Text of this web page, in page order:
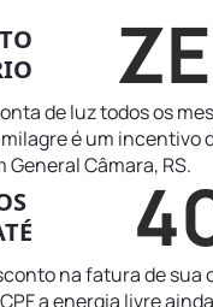
de luz todos os
é um incentivo
Câmara, RS.
na fatura de sua
a energia livre